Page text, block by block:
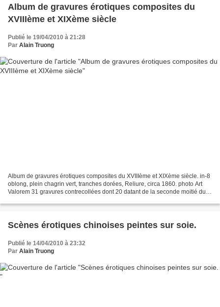
Album de gravures érotiques composites du
XVIIIème et XIXème siècle
Publié le 19/04/2010 à 21:28
Par Alain Truong
Album de gravures érotiques composites du XVIIIème et XIXème siècle. in-8
oblong, plein chagrin vert, tranches dorées, Reliure, circa 1860. photo Art
Valorem 31 gravures contrecollées dont 20 datant de la seconde moitié du
Scènes érotiques chinoises peintes sur soie.
Publié le 14/04/2010 à 23:32
Par Alain Truong